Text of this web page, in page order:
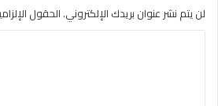
لن يتم نشر عنوان بريدك الإلكتروني.الحقول